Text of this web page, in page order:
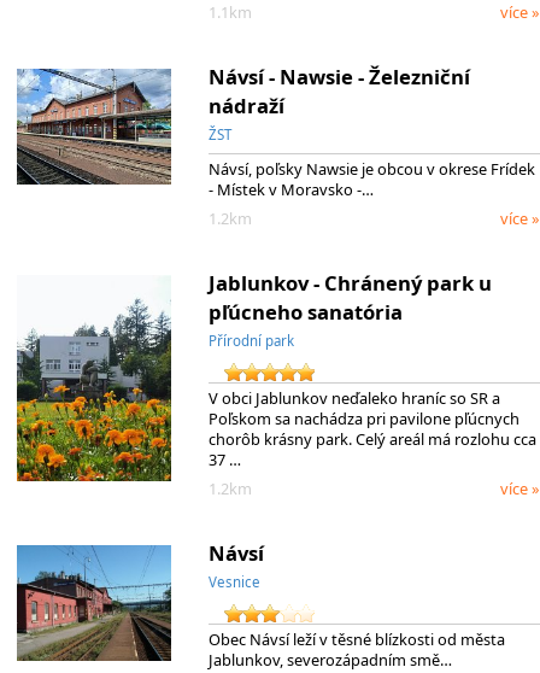
1.1km
více »
Návsí - Nawsie - Železniční
nádraží
ŽST
Návsí, poľsky Nawsie je obcou v okrese Frídek
- Místek v Moravsko -…
1.2km
více »
Jablunkov - Chránený park u
pľúcneho sanatória
Přírodní park
V obci Jablunkov neďaleko hraníc so SR a
Poľskom sa nachádza pri pavilone pľúcnych
chorôb krásny park. Celý areál má rozlohu cca
37 …
1.2km
více »
Návsí
Vesnice
Obec Návsí leží v těsné blízkosti od města
Jablunkov, severozápadním smě…